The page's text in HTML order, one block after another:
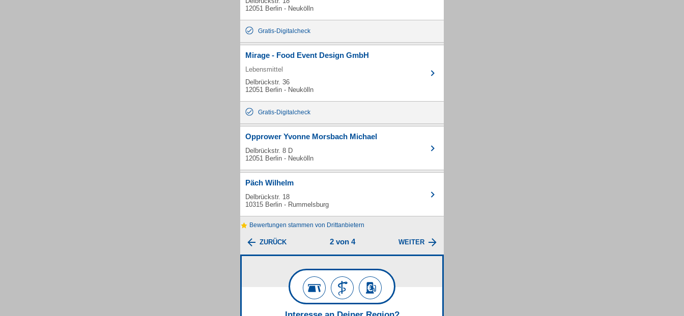
12051 Berlin - Neukölln
Gratis-Digitalcheck
Mirage - Food Event Design GmbH
Lebensmittel
Delbrückstr. 36
12051 Berlin - Neukölln
Gratis-Digitalcheck
Opprower Yvonne Morsbach Michael
Delbrückstr. 8 D
12051 Berlin - Neukölln
Päch Wilhelm
Delbrückstr. 18
10315 Berlin - Rummelsburg
Bewertungen stammen von Drittanbietern
ZURÜCK 2 von 4 WEITER